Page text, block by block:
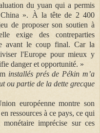
du yuan qui a permis
». À la tête de 2 400
de proposer son soutien à
exige des contreparties
avant le coup final. Car la
l'Europe pour mieux y
danger et opportunité. »
installés prés de Pékin m’a
ou partie de la dette grecque
européenne montre son
ressources à ce pays, ce qui
imprécise sur ces